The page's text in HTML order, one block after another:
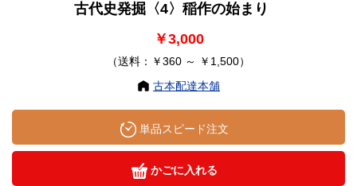
古代史発掘〈4〉稲作の始まり
￥3,000
（送料：￥360 ～ ￥1,500）
古本配達本舗
単品スピード注文
かごに入れる